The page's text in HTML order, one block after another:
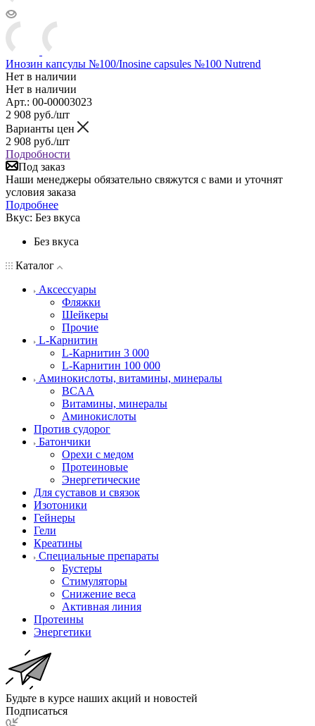
Инозин капсулы №100/Inosine capsules №100 Nutrend
Нет в наличии
Нет в наличии
Арт.: 00-00003023
2 908 руб./шт
Варианты цен
2 908 руб./шт
Подробности
Под заказ
Наши менеджеры обязательно свяжутся с вами и уточнят
условия заказа
Подробнее
Вкус: Без вкуса
Без вкуса
Каталог
Аксессуары
Фляжки
Шейкеры
Прочие
L-Карнитин
L-Карнитин 3 000
L-Карнитин 100 000
Аминокислоты, витамины, минералы
BCAA
Витамины, минералы
Аминокислоты
Против судорог
Батончики
Орехи с медом
Протеиновые
Энергетические
Для суставов и связок
Изотоники
Гейнеры
Гели
Креатины
Специальные препараты
Бустеры
Стимуляторы
Снижение веса
Активная линия
Протеины
Энергетики
Будьте в курсе наших акций и новостей
Подписаться